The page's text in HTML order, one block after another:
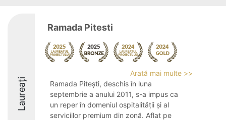
Laureați
Ramada Pitesti
Arată mai multe >>
Ramada Pitești, deschis în luna
septembrie a anului 2011, s-a impus ca
un reper în domeniul ospitalității și al
serviciilor premium din zonă. Aflat pe